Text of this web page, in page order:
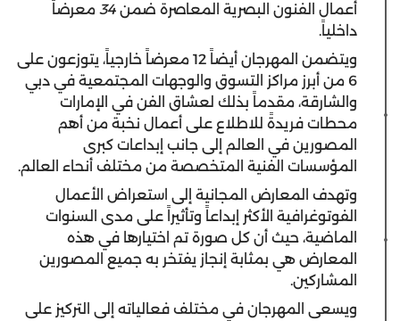
أعمال الفنون البصرية المعاصرة ضمن 34 معرضاً
داخلياً.
ويتضمن المهرجان أيضاً 12 معرضاً خارجياً، يتوزعون على
6 من أبرز مراكز التسوق والوجهات المجتمعية في دبي
والشارقة، مقدماً بذلك لعشاق الفن في الإمارات
محطات فريدةً للاطلاع على أعمال نخبة من أهم
المصورين في العالم إلى جانب إبداعات كبرى
المؤسسات الفنية المتخصصة من مختلف أنحاء العالم.
وتهدف المعارض المجانية إلى استعراض الأعمال
الفوتوغرافية الأكثر إبداعاً وتأثيراً على مدى السنوات
الماضية، حيث أن كل صورة تم اختيارها في هذه
المعارض هي بمثابة إنجاز يفتخر به جميع المصورين
المشاركين.
ويسعى المهرجان في مختلف فعالياته إلى التركيز على